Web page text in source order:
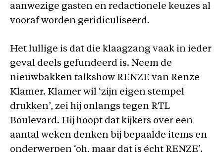
aanwezige gasten en redactionele keuzes al
vooraf worden geridiculiseerd.
Het lullige is dat die klaagzang vaak in ieder
geval deels gefundeerd is. Neem de
nieuwbakken talkshow RENZE van Renze
Klamer. Klamer wil ‘zijn eigen stempel
drukken’, zei hij onlangs tegen RTL
Boulevard. Hij hoopt dat kijkers over een
aantal weken denken bij bepaalde items en
onderwerpen ‘oh, maar dat is écht RENZE’.